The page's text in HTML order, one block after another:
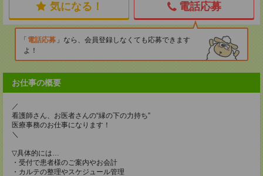
気になる！ 電話応募
電話応募
なら、会員登録しなくても応募できます
よ！
お仕事の概要
／
看護師さん、お医者さんの“縁の下の力持ち”
医療事務のお仕事になります！
＼
▽具体的には…
・受付で患者様のご案内やお会計
・カルテの整理やスケジュール管理